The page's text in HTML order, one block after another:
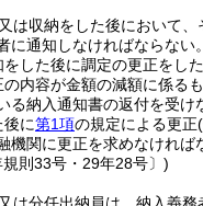
は収納をした後において
通知しなければならない。
した後に調定の更正をし
内容が金額の減額に係る
る納入通知書の返付を受け
に第1項の規定による更正
機関に更正を求めなければ
則33号・29年28号〕)